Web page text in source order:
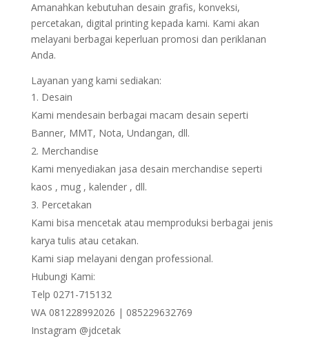
Amanahkan kebutuhan desain grafis, konveksi,
percetakan, digital printing kepada kami. Kami akan
melayani berbagai keperluan promosi dan periklanan
Anda.
Layanan yang kami sediakan:
Desain
Kami mendesain berbagai macam desain seperti
Banner, MMT, Nota, Undangan, dll.
Merchandise
Kami menyediakan jasa desain merchandise seperti
kaos , mug , kalender , dll.
Percetakan
Kami bisa mencetak atau memproduksi berbagai jenis
karya tulis atau cetakan.
Kami siap melayani dengan professional.
Hubungi Kami:
Telp 0271-715132
WA 081228992026 | 085229632769
Instagram @jdcetak